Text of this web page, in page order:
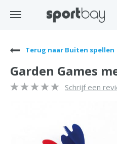
Terug naar Buiten spellen
Garden Games
Schrijf een